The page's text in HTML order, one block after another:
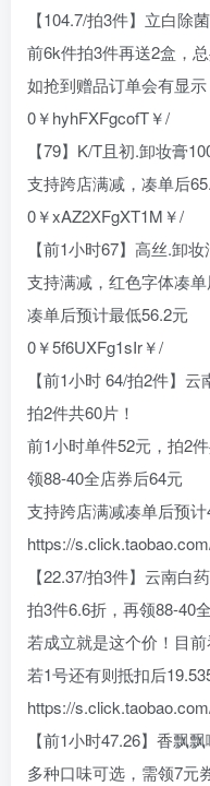
【104.7/拍3件】立白除
前6k件拍3件再送2盒，
如抢到赠品订单会有显
0￥hyhFXFgcofT￥/
【79】K/T且初.卸妆膏
支持跨店满减，凑单后
0￥xAZ2XFgXT1M￥/
【前1小时67】高丝.卸
支持满减，红色字体凑
凑单后预计最低56.2元
0￥5f6UXFg1sIr￥/
【前1小时 64/拍2件】
拍2件共60片！
前1小时单件52元，拍2
领88-40全店券后64元
支持跨店满减凑单后预
https://
【22.37/拍3件】云南白
拍3件6.6折，再领88-40
若成立就是这个价！目
若1号还有则抵扣后
https://
【前1小时47.26】香飘
多种口味可选，需领7元